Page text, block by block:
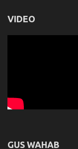
VIDEO
GUS WAHAB